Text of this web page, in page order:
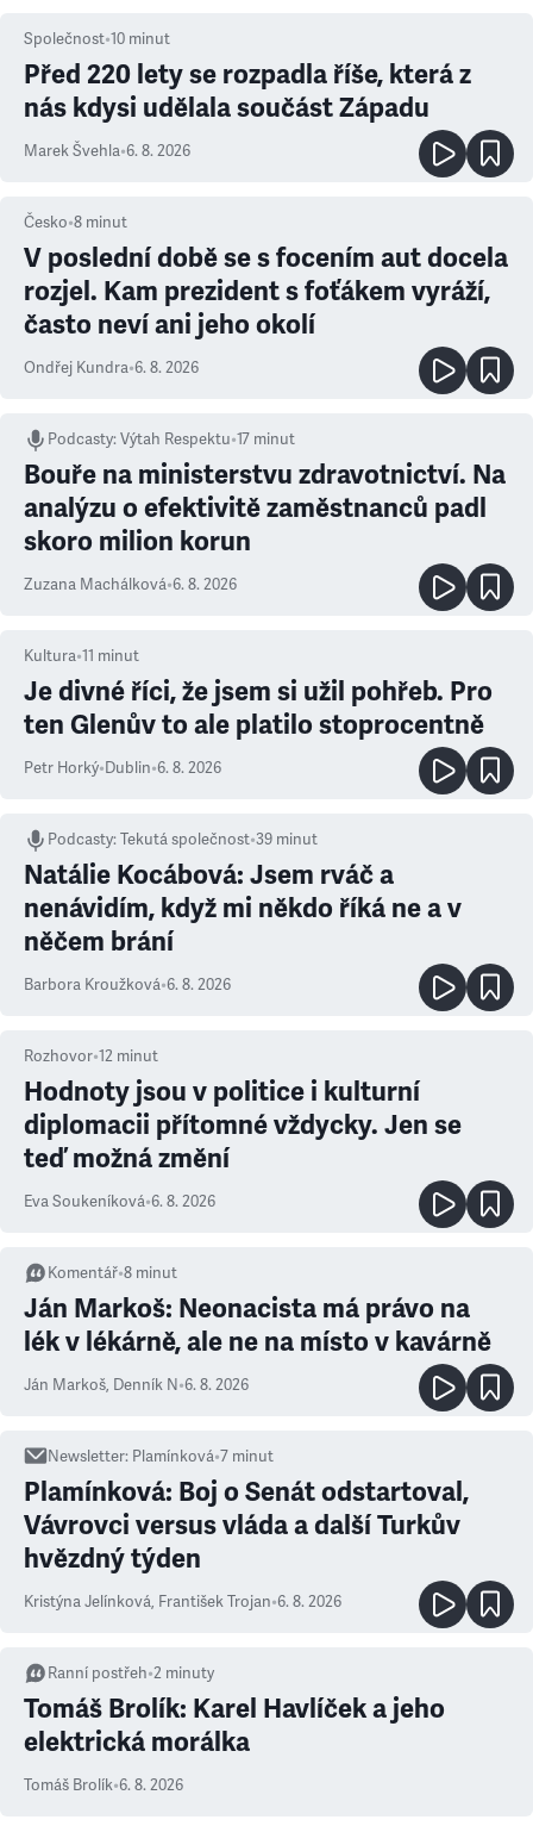
Společnost•10 minut
Před 220 lety se rozpadla říše, která z
nás kdysi udělala součást Západu
Marek Švehla•6. 8. 2026
Česko•8 minut
V poslední době se s focením aut docela
rozjel. Kam prezident s foťákem vyráží,
často neví ani jeho okolí
Ondřej Kundra•6. 8. 2026
Podcasty:Výtah Respektu•17 minut
Bouře na ministerstvu zdravotnictví. Na
analýzu o efektivitě zaměstnanců padl
skoro milion korun
Zuzana Machálková•6. 8. 2026
Kultura•11 minut
Je divné říci, že jsem si užil pohřeb. Pro
ten Glenův to ale platilo stoprocentně
Petr Horký•Dublin•6. 8. 2026
Podcasty:Tekutá společnost•39 minut
Natálie Kocábová: Jsem rváč a
nenávidím, když mi někdo říká ne a v
něčem brání
Barbora Kroužková•6. 8. 2026
Rozhovor•12 minut
Hodnoty jsou v politice i kulturní
diplomacii přítomné vždycky. Jen se
teď možná změní
Eva Soukeníková•6. 8. 2026
Komentář•8 minut
Ján Markoš: Neonacista má právo na
lék v lékárně, ale ne na místo v kavárně
Ján Markoš, Denník N•6. 8. 2026
Newsletter: Plamínková•7 minut
Plamínková: Boj o Senát odstartoval,
Vávrovci versus vláda a další Turkův
hvězdný týden
Kristýna Jelínková, František Trojan•6. 8. 2026
Ranní postřeh•2 minuty
Tomáš Brolík: Karel Havlíček a jeho
elektrická morálka
Tomáš Brolík•6. 8. 2026